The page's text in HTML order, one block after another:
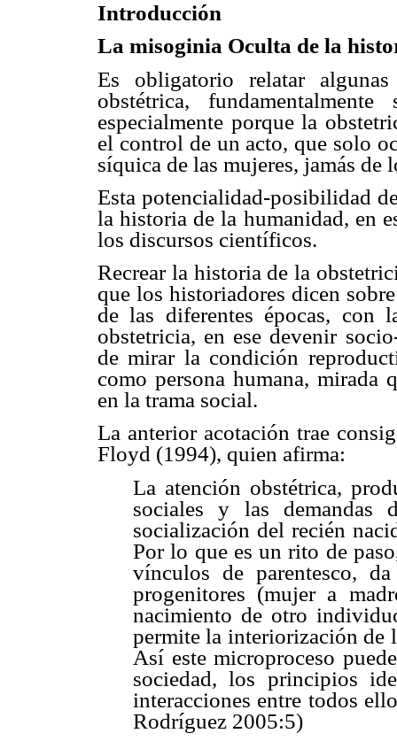
Introducción
La misoginia Oculta de la
Es obligatorio relatar
obstétrica,
especialmente porque la
el control de un acto, que solo
síquica de las mujeres, jamás de
Esta potencialidad-posibilidad
la historia de la humanidad, en
los discursos científicos.
Recrear la historia de la
que los historiadores dicen
de las diferentes épocas, con
obstetricia, en ese devenir
de mirar la condición
como persona humana, mirada
en la trama social.
La anterior acotación trae
Floyd (1994), quien afirma:
La atención obstétrica,
sociales y las
socialización del recién
Por lo que es un rito de
vínculos de parentesco,
progenitores (mujer a
nacimiento de otro
permite la interiorización de
Así este microproceso
sociedad, los principios
interacciones entre todos
Rodríguez 2005:5)